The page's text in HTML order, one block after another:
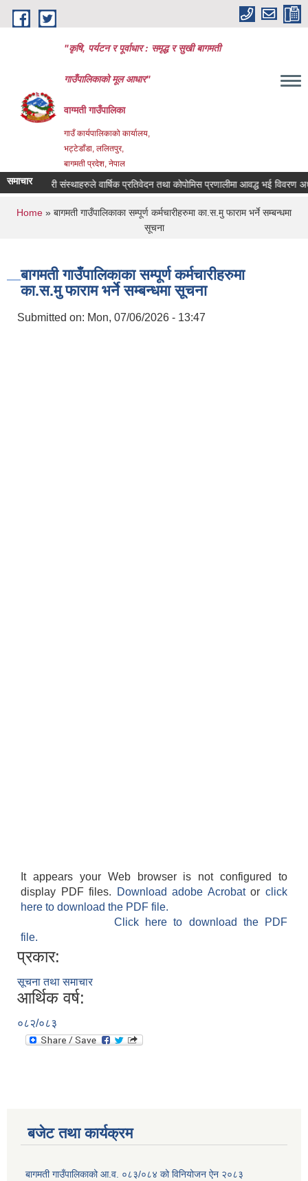
Skip to main content
"कृषि, पर्यटन र पूर्वाधार : समृद्ध र सुखी बागमती
गाउँपालिकाको मूल आधार"
वाग्मती गाउँपालिका
गाउँ कार्यपालिकाको कार्यालय,
भट्टेडाँडा, ललितपुर,
बागमती प्रदेश, नेपाल
समाचारसहकारी संस्थाहरुले वार्षिक प्रतिवेदन तथा कोपोमिस प्रणालीमा आवद्ध भई विवरण
You are here
Home » बागमती गाउँपालिकाका सम्पूर्ण कर्मचारीहरुमा का.स.मु फाराम भर्ने सम्बन्धमा
सूचना
बागमती गाउँपालिकाका सम्पूर्ण कर्मचारीहरुमा
का.स.मु फाराम भर्ने सम्बन्धमा सूचना
Submitted on: Mon, 07/06/2026 - 13:47
It appears your Web browser is not configured to
display PDF files.
Download adobe Acrobatorclick
here to download the PDF file.
Click here to download the PDF
file.
प्रकार:
सूचना तथा समाचार
आर्थिक वर्ष:
०८२/०८३
बजेट तथा कार्यक्रम
बागमती गाउँपालिकाको आ.व. ०८३/०८४ को विनियोजन ऐन २०८३